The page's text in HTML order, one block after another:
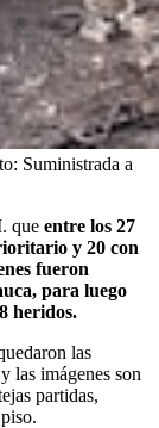
Suministrada a
que entre los 27
y 20 con
fueron
para luego
heridos.
las
las imágenes son
partidas,